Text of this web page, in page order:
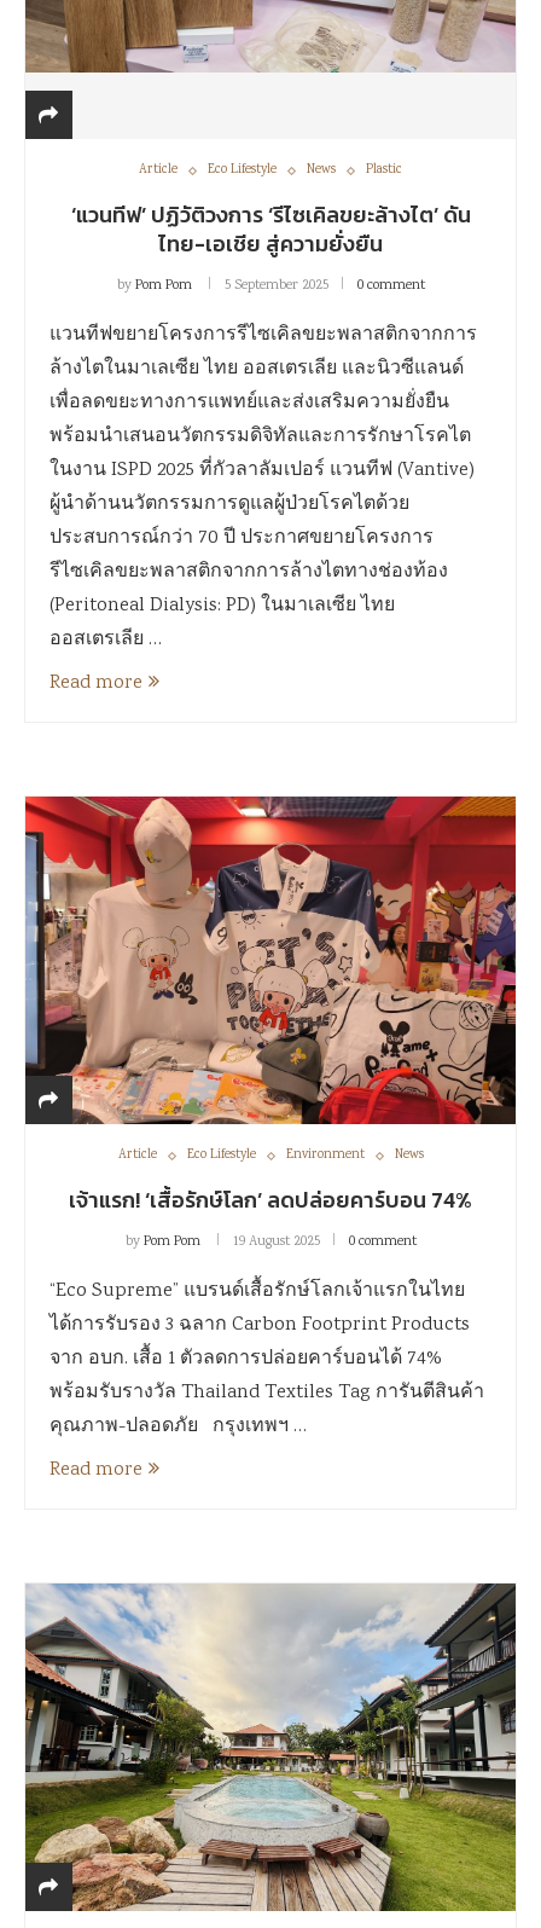
Article Eco Lifestyle News Plastic
‘แวนทีฟ’ ปฏิวัติวงการ ‘รีไซเคิลขยะล้างไต’ ดัน
ไทย-เอเชีย สู่ความยั่งยืน
byPom Pom 5 September 2025 0 comment
แวนทีฟขยายโครงการรีไซเคิลขยะพลาสติกจากการ
ล้างไตในมาเลเซีย ไทย ออสเตรเลีย และนิวซีแลนด์
เพื่อลดขยะทางการแพทย์และส่งเสริมความยั่งยืน
พร้อมนำเสนอนวัตกรรมดิจิทัลและการรักษาโรคไต
ในงาน ISPD 2025 ที่กัวลาลัมเปอร์ แวนทีฟ (Vantive)
ผู้นำด้านนวัตกรรมการดูแลผู้ป่วยโรคไตด้วย
ประสบการณ์กว่า 70 ปี ประกาศขยายโครงการ
รีไซเคิลขยะพลาสติกจากการล้างไตทางช่องท้อง
(Peritoneal Dialysis: PD) ในมาเลเซีย ไทย
ออสเตรเลีย …
Read more
Article Eco Lifestyle Environment News
เจ้าแรก! ‘เสื้อรักษ์โลก’ ลดปล่อยคาร์บอน 74%
byPom Pom 19 August 2025 0 comment
“Eco Supreme” แบรนด์เสื้อรักษ์โลกเจ้าแรกในไทย
ได้การรับรอง 3 ฉลาก Carbon Footprint Products
จาก อบก. เสื้อ 1 ตัวลดการปล่อยคาร์บอนได้ 74%
พร้อมรับรางวัล Thailand Textiles Tag การันตีสินค้า
คุณภาพ-ปลอดภัย กรุงเทพฯ …
Read more